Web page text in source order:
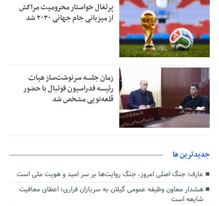
پرتغال خواستار محرومیت مراکش
از میزبانی جام جهانی ۲۰۳۰ شد
زمان جلسه سرنوشت‌ساز هیات
رئیسه فدراسیون فوتبال با حضور
قلعه‌نویی مشخص شد
جديدترين ها
عارف: جنگ اصلی امروز، جنگ روایت‌ها بر سر امید و هویت ملی است
هشدار معاون وظیفه عمومی گیلان به سربازان فراری؛ اعطای معافیت
شایعه است